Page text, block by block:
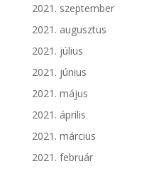
2021. szeptember
2021. augusztus
2021. július
2021. június
2021. május
2021. április
2021. március
2021. február